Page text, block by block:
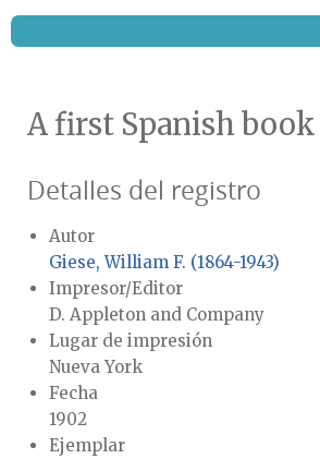
A first Spanish book
Detalles del registro
Autor
Giese, William F. (1864-1943)
Impresor/Editor
D. Appleton and Company
Lugar de impresión
Nueva York
Fecha
1902
Ejemplar